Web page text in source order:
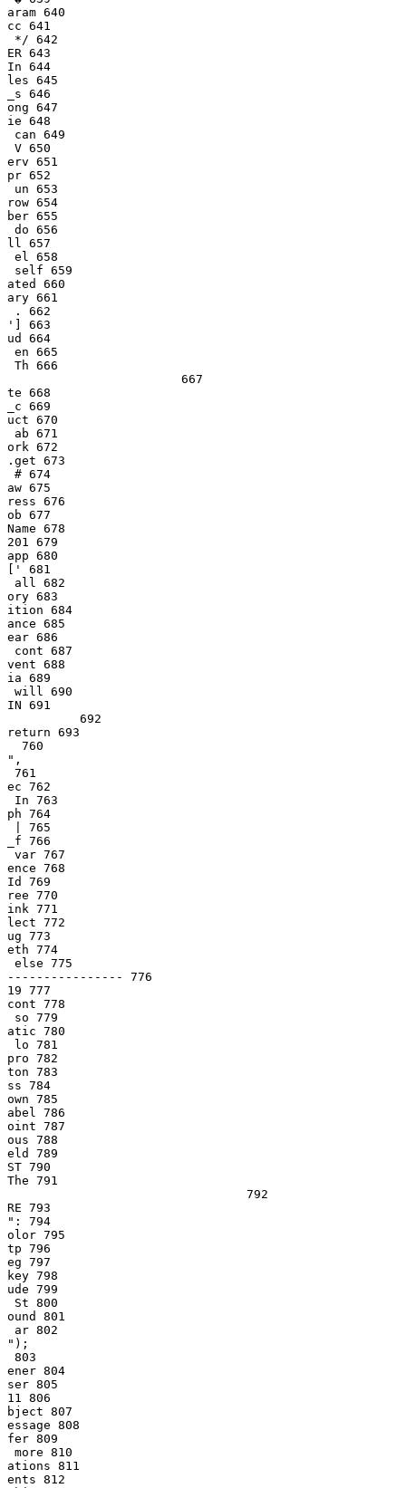
aram 640
cc 641
*/ 642
ER 643
In 644
les 645
_s 646
ong 647
ie 648
can 649
V 650
erv 651
pr 652
un 653
row 654
ber 655
do 656
ll 657
el 658
self 659
ated 660
ary 661
. 662
'] 663
ud 664
en 665
Th 666
                        667
te 668
_c 669
uct 670
ab 671
ork 672
.get 673
# 674
aw 675
ress 676
ob 677
Name 678
201 679
app 680
[' 681
all 682
ory 683
ition 684
ance 685
ear 686
cont 687
vent 688
ia 689
will 690
IN 691
          692
return 693
760
",
761
ec 762
In 763
ph 764
| 765
_f 766
var 767
ence 768
Id 769
ree 770
ink 771
lect 772
ug 773
eth 774
else 775
---------------- 776
19 777
cont 778
so 779
atic 780
lo 781
pro 782
ton 783
ss 784
own 785
abel 786
oint 787
ous 788
eld 789
ST 790
The 791
                                 792
RE 793
": 794
olor 795
tp 796
eg 797
key 798
ude 799
St 800
ound 801
ar 802
");
803
ener 804
ser 805
11 806
bject 807
essage 808
fer 809
more 810
ations 811
ents 812